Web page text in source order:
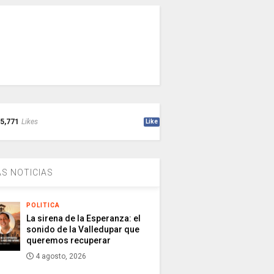
5,771 Likes Like
NOTICIAS
POLITICA
La sirena de la Esperanza: el
sonido de la Valledupar que
queremos recuperar
4 agosto, 2026